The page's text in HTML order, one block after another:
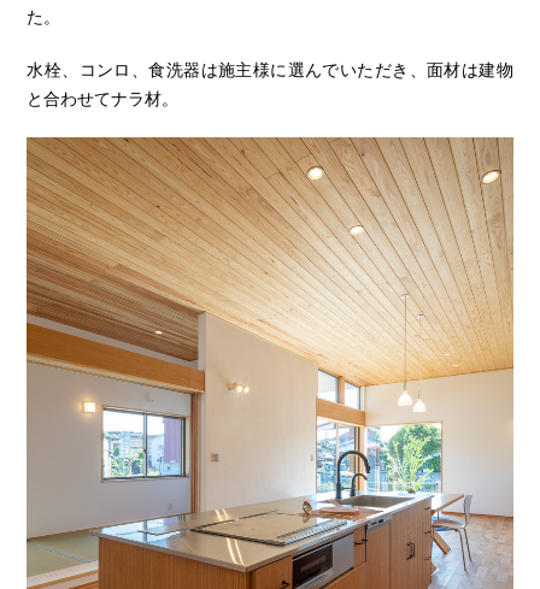
た。
水栓、コンロ、食洗器は施主様に選んでいただき、面材は建物
と合わせてナラ材。